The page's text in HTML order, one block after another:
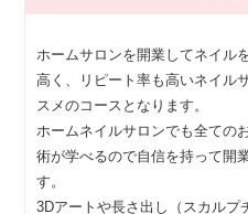
ホームサロンを開業してネイル
高く、リピート率も高いネイル
スメのコースとなります。
ホームネイルサロンでも全ての
術が学べるので自信を持って開
す。
3Dアートや長さ出し（スカルプ